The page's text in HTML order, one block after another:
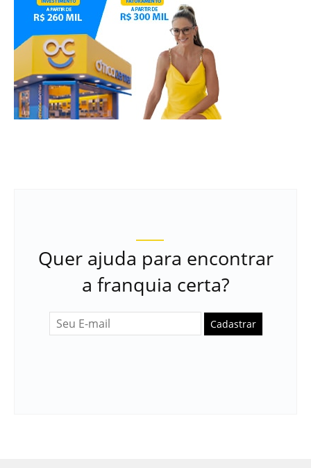
Quer ajuda para encontrar
a franquia certa?
Cadastrar